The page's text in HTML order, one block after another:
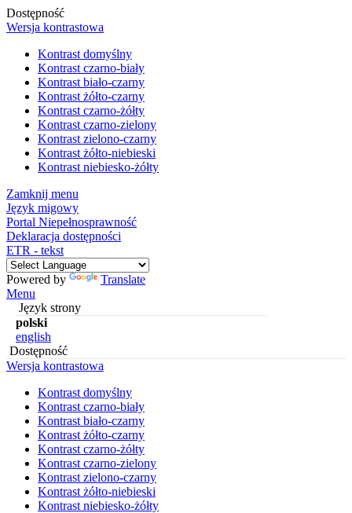
Dostępność
Wersja kontrastowa
Kontrast domyślny
Kontrast czarno-biały
Kontrast biało-czarny
Kontrast żółto-czarny
Kontrast czarno-żółty
Kontrast czarno-zielony
Kontrast zielono-czarny
Kontrast żółto-niebieski
Kontrast niebiesko-żółty
Zamknij menu
Język migowy
Portal Niepełnosprawność
Deklaracja dostępności
ETR - tekst
Powered by
Translate
Menu
Język strony
polski
english
Dostępność
Wersja kontrastowa
Kontrast domyślny
Kontrast czarno-biały
Kontrast biało-czarny
Kontrast żółto-czarny
Kontrast czarno-żółty
Kontrast czarno-zielony
Kontrast zielono-czarny
Kontrast żółto-niebieski
Kontrast niebiesko-żółty